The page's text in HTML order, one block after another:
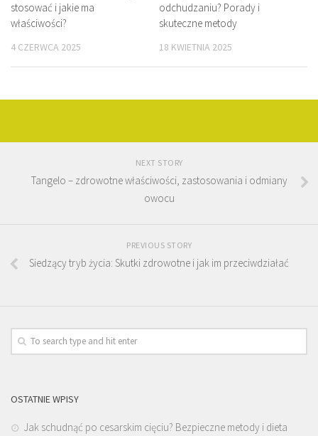
stosować i jakie ma
właściwości?
4 CZERWCA 2025
odchudzaniu? Porady i
skuteczne metody
18 KWIETNIA 2025
NEXT STORY
Tangelo – zdrowotne właściwości, zastosowania i odmiany
owocu
PREVIOUS STORY
Siedzący tryb życia: Skutki zdrowotne i jak im przeciwdziałać
OSTATNIE WPISY
Jak schudnąć po cesarskim cięciu? Bezpieczne metody i dieta